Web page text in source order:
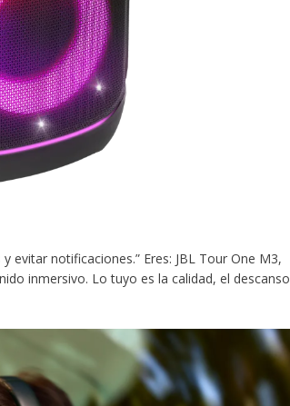
evitar notificaciones.” Eres: JBL Tour One M3,
inmersivo. Lo tuyo es la calidad, el descanso